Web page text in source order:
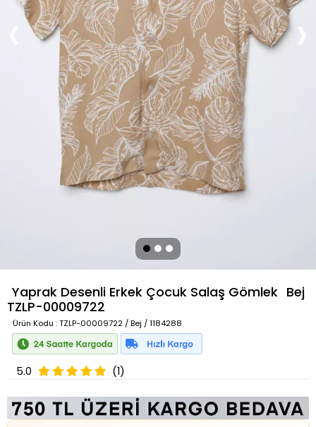
Yaprak Desenli Erkek Çocuk Salaş Gömlek Bej
TZLP-00009722
Ürün Kodu : TZLP-00009722 / Bej / 1184288
5.0 (1)